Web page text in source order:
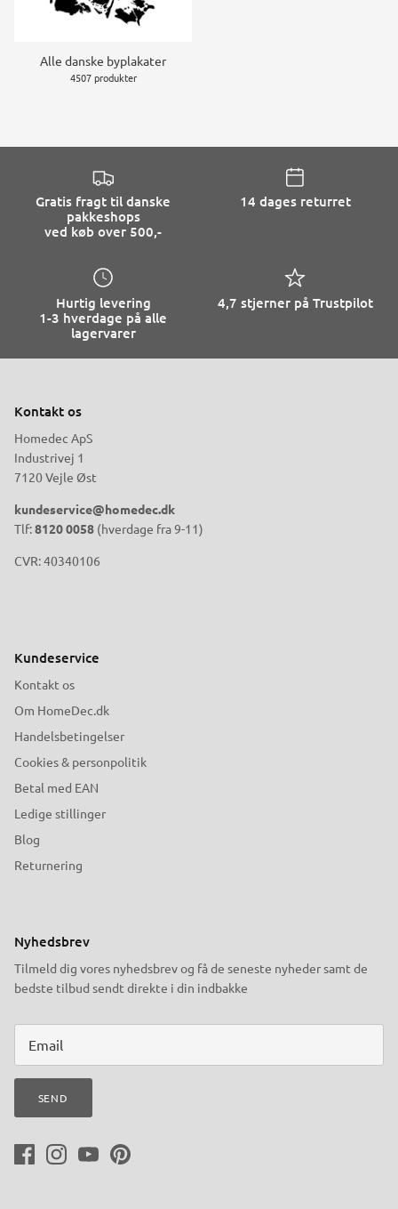
Alle danske byplakater
4507 produkter
Gratis fragt til danske
pakkeshops
ved køb over 500,-
14 dages returret
Hurtig levering
1-3 hverdage på alle
lagervarer
4,7 stjerner på Trustpilot
Kontakt os
Homedec ApS
Industrivej 1
7120 Vejle Øst
kundeservice@homedec.dk
Tlf:8120 0058 (hverdage fra 9-11)
CVR: 40340106
Kundeservice
Kontakt os
Om HomeDec.dk
Handelsbetingelser
Cookies & personpolitik
Betal med EAN
Ledige stillinger
Blog
Returnering
Nyhedsbrev
Tilmeld dig vores nyhedsbrev og få de seneste nyheder samt de
bedste tilbud sendt direkte i din indbakke
SEND